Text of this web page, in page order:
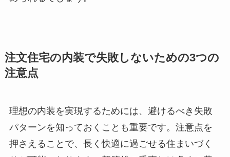
注文住宅の内装で失敗しないための3つの
注意点
理想の内装を実現するためには、避けるべき失敗
パターンを知っておくことも重要です。注意点を
押さえることで、長く快適に過ごせる住まいづく